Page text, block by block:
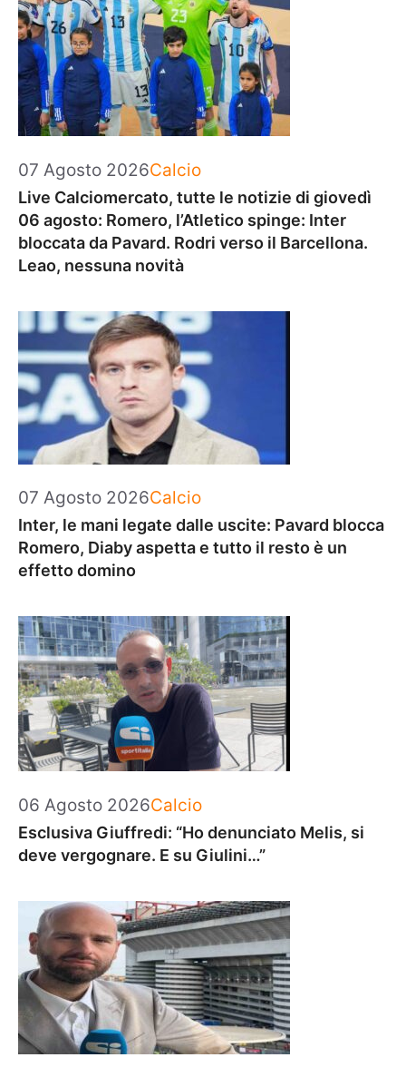
07 Agosto 2026Categorie
Calcio
Live Calciomercato, tutte le notizie di giovedì
06 agosto: Romero, l’Atletico spinge: Inter
bloccata da Pavard. Rodri verso il Barcellona.
Leao, nessuna novità
07 Agosto 2026Categorie
Calcio
Inter, le mani legate dalle uscite: Pavard blocca
Romero, Diaby aspetta e tutto il resto è un
effetto domino
06 Agosto 2026Categorie
Calcio
Esclusiva Giuffredi: “Ho denunciato Melis, si
deve vergognare. E su Giulini…”